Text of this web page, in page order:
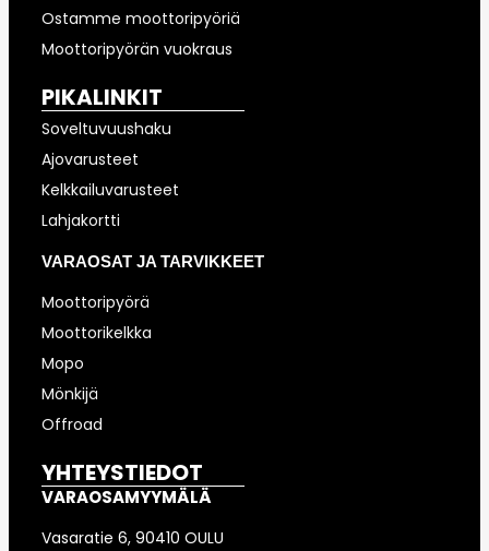
Ostamme moottoripyöriä
Moottoripyörän vuokraus
PIKALINKIT
Soveltuvuushaku
Ajovarusteet
Kelkkailuvarusteet
Lahjakortti
VARAOSAT JA TARVIKKEET
Moottoripyörä
Moottorikelkka
Mopo
Mönkijä
Offroad
YHTEYSTIEDOT
VARAOSAMYYMÄLÄ
Vasaratie 6, 90410 OULU